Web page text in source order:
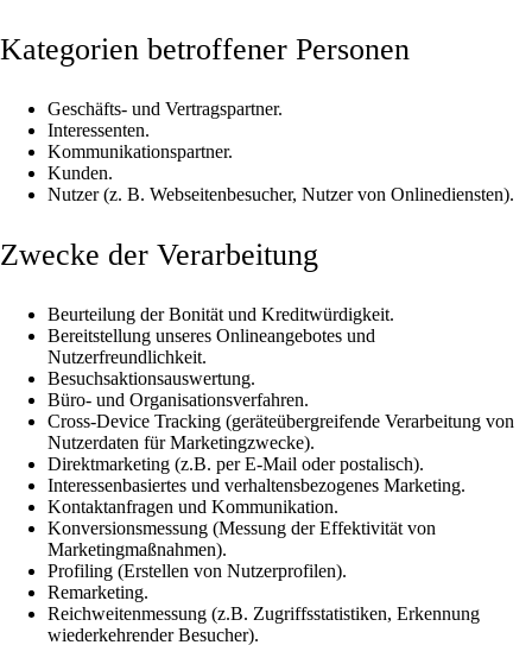
Kategorien betroffener Personen
Geschäfts- und Vertragspartner.
Interessenten.
Kommunikationspartner.
Kunden.
Nutzer (z. B. Webseitenbesucher, Nutzer von Onlinediensten).
Zwecke der Verarbeitung
Beurteilung der Bonität und Kreditwürdigkeit.
Bereitstellung unseres Onlineangebotes und
Nutzerfreundlichkeit.
Besuchsaktionsauswertung.
Büro- und Organisationsverfahren.
Cross-Device Tracking (geräteübergreifende Verarbeitung von
Nutzerdaten für Marketingzwecke).
Direktmarketing (z.B. per E-Mail oder postalisch).
Interessenbasiertes und verhaltensbezogenes Marketing.
Kontaktanfragen und Kommunikation.
Konversionsmessung (Messung der Effektivität von
Marketingmaßnahmen).
Profiling (Erstellen von Nutzerprofilen).
Remarketing.
Reichweitenmessung (z.B. Zugriffsstatistiken, Erkennung
wiederkehrender Besucher).